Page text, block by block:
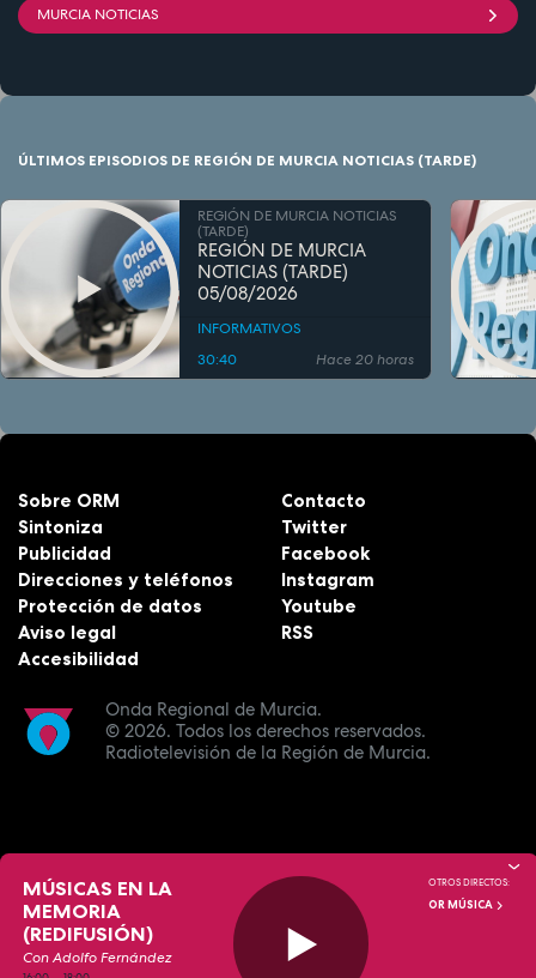
MURCIA NOTICIAS
ÚLTIMOS EPISODIOS DE REGIÓN DE MURCIA NOTICIAS (TARDE)
REGIÓN DE MURCIA NOTICIAS
(TARDE)
REGIÓN DE MURCIA
NOTICIAS (TARDE)
05/08/2026
INFORMATIVOS
30:40
Hace 20 horas
Onda Regional de Murcia.
© 2026. Todos los derechos reservados.
Radiotelevisión de la Región de Murcia.
Sobre ORM
Sintoniza
Publicidad
Direcciones y teléfonos
Protección de datos
Aviso legal
Accesibilidad
Contacto
Twitter
Facebook
Instagram
Youtube
RSS
MÚSICAS EN LA
MEMORIA
(REDIFUSIÓN)
Con Adolfo Fernández
OTROS DIRECTOS:
OR MÚSICA